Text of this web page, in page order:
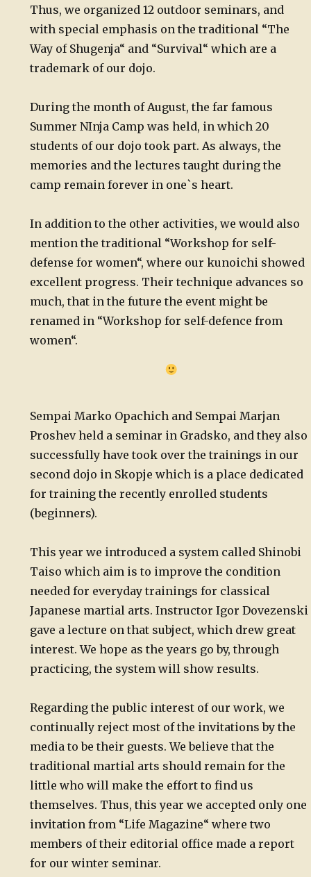
Thus, we organized 12 outdoor seminars, and
with special emphasis on the traditional “The
Way of Shugenja“ and “Survival“ which are a
trademark of our dojo.
During the month of August, the far famous
Summer NInja Camp was held, in which 20
students of our dojo took part. As always, the
memories and the lectures taught during the
camp remain forever in one`s heart.
In addition to the other activities, we would also
mention the traditional “Workshop for self-
defense for women“, where our kunoichi showed
excellent progress. Their technique advances so
much, that in the future the event might be
renamed in “Workshop for self-defence from
women“.
Sempai Marko Opachich and Sempai Marjan
Proshev held a seminar in Gradsko, and they also
successfully have took over the trainings in our
second dojo in Skopje which is a place dedicated
for training the recently enrolled students
(beginners).
This year we introduced a system called Shinobi
Taiso which aim is to improve the condition
needed for everyday trainings for classical
Japanese martial arts. Instructor Igor Dovezenski
gave a lecture on that subject, which drew great
interest. We hope as the years go by, through
practicing, the system will show results.
Regarding the public interest of our work, we
continually reject most of the invitations by the
media to be their guests. We believe that the
traditional martial arts should remain for the
little who will make the effort to find us
themselves. Thus, this year we accepted only one
invitation from “Life Magazine“ where two
members of their editorial office made a report
for our winter seminar.